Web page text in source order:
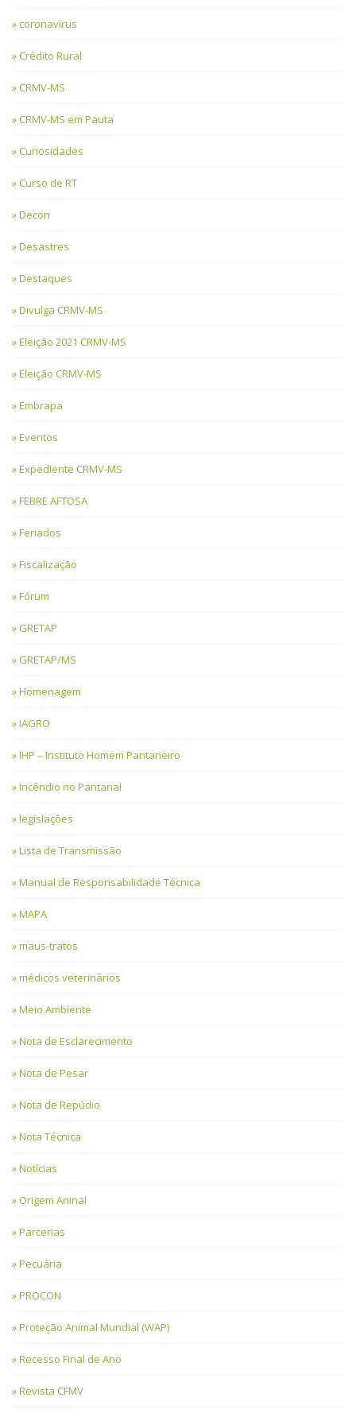
coronavírus
Crédito Rural
CRMV-MS
CRMV-MS em Pauta
Curiosidades
Curso de RT
Decon
Desastres
Destaques
Divulga CRMV-MS
Eleição 2021 CRMV-MS
Eleição CRMV-MS
Embrapa
Eventos
Expediente CRMV-MS
FEBRE AFTOSA
Feriados
Fiscalização
Fórum
GRETAP
GRETAP/MS
Homenagem
IAGRO
IHP – Instituto Homem Pantaneiro
Incêndio no Pantanal
legislações
Lista de Transmissão
Manual de Responsabilidade Técnica
MAPA
maus-tratos
médicos veterinários
Meio Ambiente
Nota de Esclarecimento
Nota de Pesar
Nota de Repúdio
Nota Técnica
Notícias
Origem Aninal
Parcerias
Pecuária
PROCON
Proteção Animal Mundial (WAP)
Recesso Final de Ano
Revista CFMV